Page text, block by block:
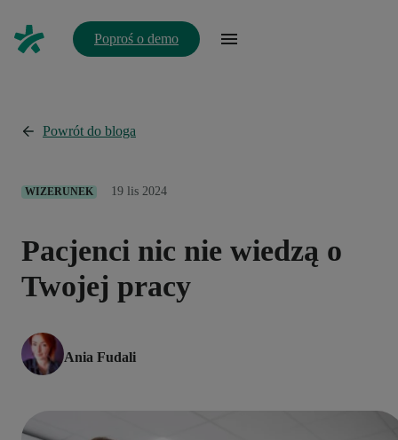
Poproś o demo
Powrót do bloga
WIZERUNEK 19 lis 2024
Pacjenci nic nie wiedzą o
Twojej pracy
Ania Fudali